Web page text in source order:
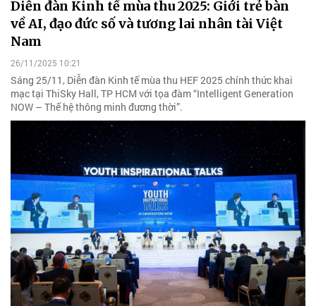
Diễn đàn Kinh tế mùa thu 2025: Giới trẻ bàn
về AI, đạo đức số và tương lai nhân tài Việt
Nam
26/11/2025 10:21
Sáng 25/11, Diễn đàn Kinh tế mùa thu HEF 2025 chính thức khai
mạc tại ThiSky Hall, TP HCM với tọa đàm “Intelligent Generation
NOW – Thế hệ thông minh đương thời”.